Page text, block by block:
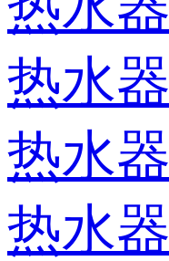
热水器
热水器
热水器